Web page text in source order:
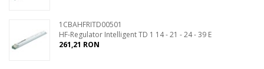
1CBAHFRITD00501
HF-Regulator Intelligent TD 1 14 - 21 - 24 - 39 E
261,21 RON